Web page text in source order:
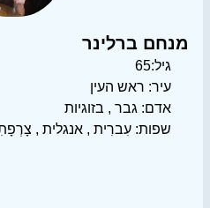
מנחם ברלינר
גיל:65
עיר: ראש העין
אדם: גבר , בזוגיות
שפות: עִברִית , אנגלית ,